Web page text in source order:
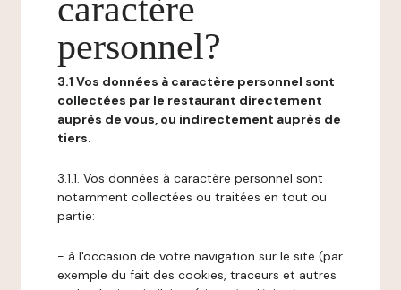
caractère
personnel?
3.1 Vos données à caractère personnel sont
collectées par le restaurant directement
auprès de vous, ou indirectement auprès de
tiers.
3.1.1. Vos données à caractère personnel sont
notamment collectées ou traitées en tout ou
partie:
- à l'occasion de votre navigation sur le site (par
exemple du fait des cookies, traceurs et autres